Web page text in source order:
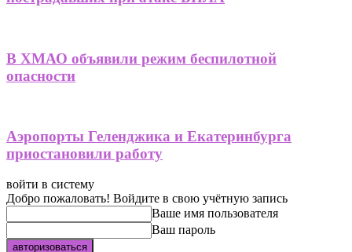
В ХМАО объявили режим беспилотной
опасности
Аэропорты Геленджика и Екатеринбурга
приостановили работу
войти в систему
Добро пожаловать! Войдите в свою учётную запись
Ваше имя пользователя
Ваш пароль